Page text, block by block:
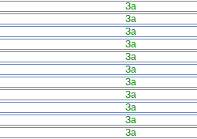
За
За
За
За
За
За
За
За
За
За
За